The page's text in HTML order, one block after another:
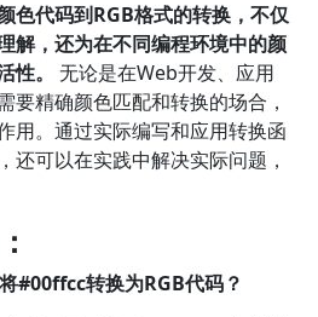
色代码到RGB格式的转换，不仅
解，还为在不同编程环境中的颜
性。
无论是在Web开发、应用
要精确颜色匹配和转换的场合，
用。通过实际编写和应用转换函
还可以在实践中解决实际问题，
#00ffcc转换为RGB代码？